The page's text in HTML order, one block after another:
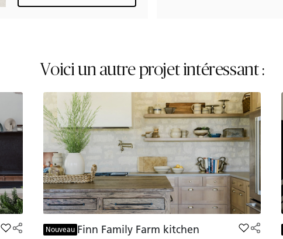
Voici un autre projet intéressant :
Add B&M Thornley Eclectic Kitchen to favorites
Nouveau Finn Family Farm kitchen Add Finn